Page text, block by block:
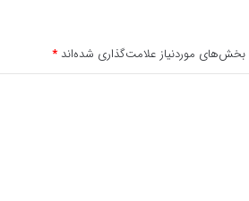
بخش‌های موردنیاز علامت‌گذاری شده‌اند *